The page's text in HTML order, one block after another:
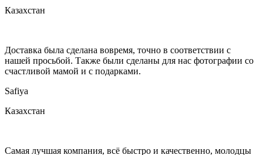
Казахстан
Доставка была сделана вовремя, точно в соответствии с
нашей просьбой. Также были сделаны для нас фотографии со
счастливой мамой и с подарками.
Safiya
Казахстан
Самая лучшая компания, всё быстро и качественно, молодцы